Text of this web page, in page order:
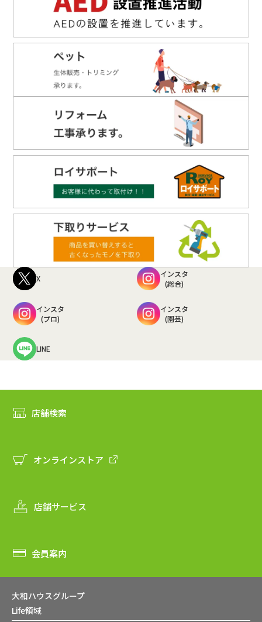
X
インスタ
(総合)
インスタ
(プロ)
インスタ
(園芸)
LINE
店舗検索
オンラインストア
店舗サービス
会員案内
大和ハウスグループ
Life領域